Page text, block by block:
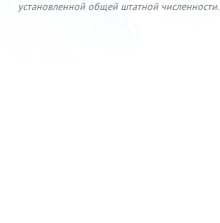
установленной общей штатной численности.